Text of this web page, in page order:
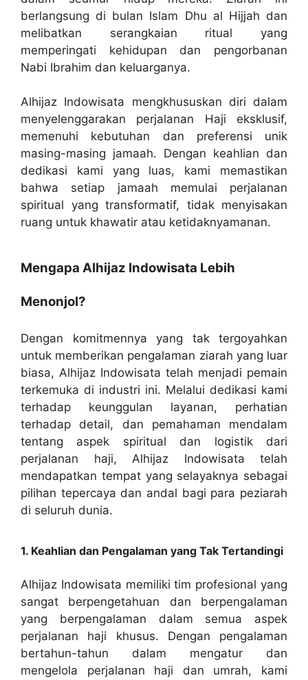
berlangsung di bulan Islam Dhu al Hijjah dan
melibatkan serangkaian ritual yang
memperingati kehidupan dan pengorbanan
Nabi Ibrahim dan keluarganya.
Alhijaz Indowisata mengkhususkan diri dalam
menyelenggarakan perjalanan Haji eksklusif,
memenuhi kebutuhan dan preferensi unik
masing-masing jamaah. Dengan keahlian dan
dedikasi kami yang luas, kami memastikan
bahwa setiap jamaah memulai perjalanan
spiritual yang transformatif, tidak menyisakan
ruang untuk khawatir atau ketidaknyamanan.
Mengapa Alhijaz Indowisata Lebih
Menonjol?
Dengan komitmennya yang tak tergoyahkan
untuk memberikan pengalaman ziarah yang luar
biasa, Alhijaz Indowisata telah menjadi pemain
terkemuka di industri ini. Melalui dedikasi kami
terhadap keunggulan layanan, perhatian
terhadap detail, dan pemahaman mendalam
tentang aspek spiritual dan logistik dari
perjalanan haji, Alhijaz Indowisata telah
mendapatkan tempat yang selayaknya sebagai
pilihan tepercaya dan andal bagi para peziarah
di seluruh dunia.
1. Keahlian dan Pengalaman yang Tak Tertandingi
Alhijaz Indowisata memiliki tim profesional yang
sangat berpengetahuan dan berpengalaman
yang berpengalaman dalam semua aspek
perjalanan haji khusus. Dengan pengalaman
bertahun-tahun dalam mengatur dan
mengelola perjalanan haji dan umrah, kami